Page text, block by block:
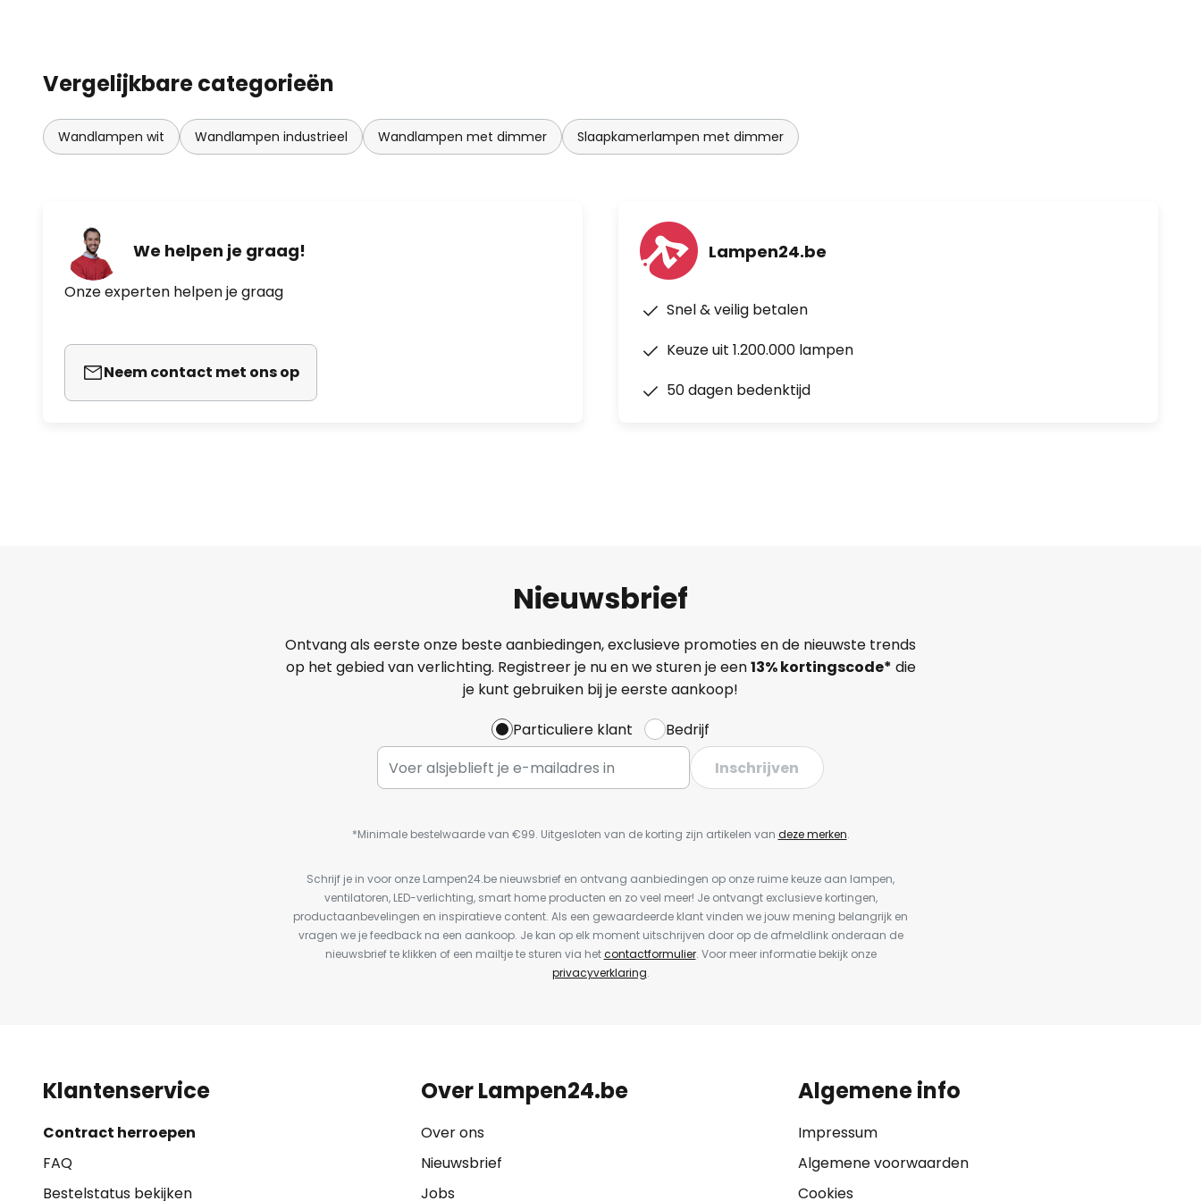
Vergelijkbare categorieën
Wandlampen wit Wandlampen industrieel Wandlampen met dimmer Slaapkamerlampen met dimmer
We helpen je graag!
Onze experten helpen je graag
Neem contact met ons op
Lampen24.be
Snel & veilig betalen
Keuze uit 1.200.000 lampen
50 dagen bedenktijd
Nieuwsbrief
Ontvang als eerste onze beste aanbiedingen, exclusieve promoties en de nieuwste trends
op het gebied van verlichting. Registreer je nu en we sturen je een13%kortingscode* die
je kunt gebruiken bij je eerste aankoop!
Particuliere klant
Bedrijf
Inschrijven
*Minimale bestelwaarde van €99. Uitgesloten van de korting zijn artikelen van deze merken.
Schrijf je in voor onze Lampen24.be nieuwsbrief en ontvang aanbiedingen op onze ruime keuze aan lampen,
ventilatoren, LED-verlichting, smart home producten en zo veel meer! Je ontvangt exclusieve kortingen,
productaanbevelingen en inspiratieve content. Als een gewaardeerde klant vinden we jouw mening belangrijk en
vragen we je feedback na een aankoop. Je kan op elk moment uitschrijven door op de afmeldlink onderaan de
nieuwsbrief te klikken of een mailtje te sturen via hetcontactformulier. Voor meer informatie bekijk onze
privacyverklaring.
Klantenservice
Contract herroepen
FAQ
Bestelstatus bekijken
Over Lampen24.be
Over ons
Nieuwsbrief
Jobs
Algemene info
Impressum
Algemene voorwaarden
Cookies